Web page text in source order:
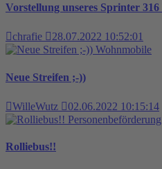
Vorstellung unseres Sprinter
chrafie
28.07.2022 10:52:01
Wohnmobile
Neue Streifen ;-))
WilleWutz
02.06.2022 10:15:14
Personenbeförderung
Rolliebus!!